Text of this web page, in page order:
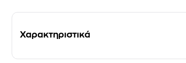
Χαρακτηριστικά